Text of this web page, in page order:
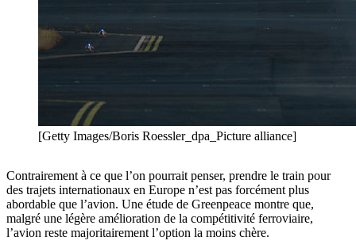
[Getty Images/Boris Roessler_dpa_Picture alliance]
Contrairement à ce que l’on pourrait penser, prendre le train pour
des trajets internationaux en Europe n’est pas forcément plus
abordable que l’avion. Une étude de Greenpeace montre que,
malgré une légère amélioration de la compétitivité ferroviaire,
l’avion reste majoritairement l’option la moins chère.